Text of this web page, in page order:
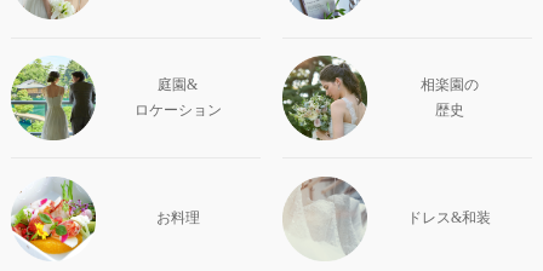
庭園&
ロケーション
相楽園の
歴史
お料理 ドレス&和装